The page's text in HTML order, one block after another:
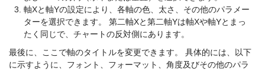
軸Xと軸Yの設定により、各軸の色、太さ、その他のパラメー
ターを選択できます。 第二軸Xと第二軸Yは軸Xや軸Yとまっ
たく同じで、チャートの反対側にあります。
最後に、ここで軸のタイトルを変更できます。 具体的には、以下
に示すように、フォント、フォーマット、角度及びその他のパラ